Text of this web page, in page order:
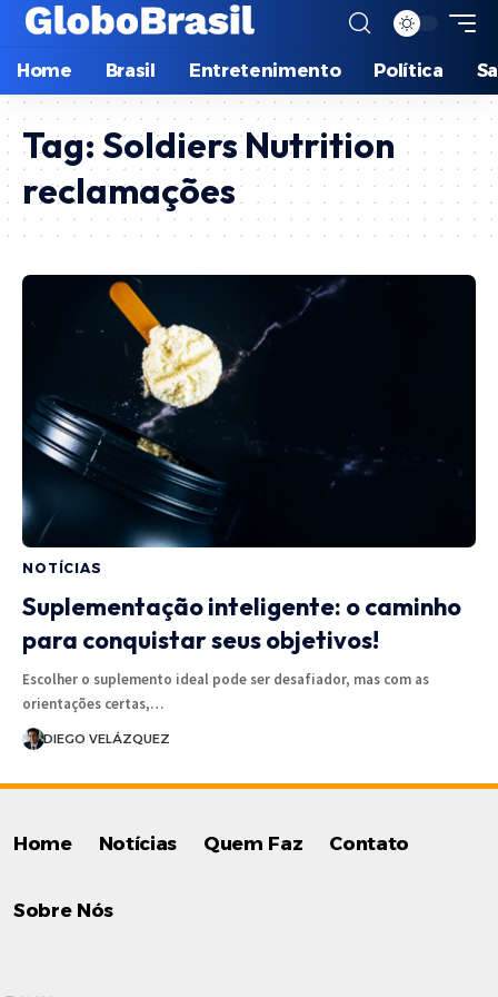
Home Brasil Entretenimento Política
Tag: Soldiers Nutrition
reclamações
NOTÍCIAS
Suplementação inteligente: o caminho
para conquistar seus objetivos!
Escolher o suplemento ideal pode ser desafiador, mas com as
orientações certas,…
DIEGO VELÁZQUEZ
Home Notícias Quem Faz Contato
Sobre Nós